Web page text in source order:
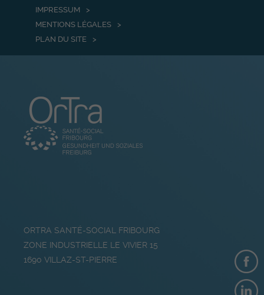
IMPRESSUM
MENTIONS LÉGALES
PLAN DU SITE
ORTRA SANTÉ-SOCIAL FRIBOURG
ZONE INDUSTRIELLE LE VIVIER 15
1690 VILLAZ-ST-PIERRE